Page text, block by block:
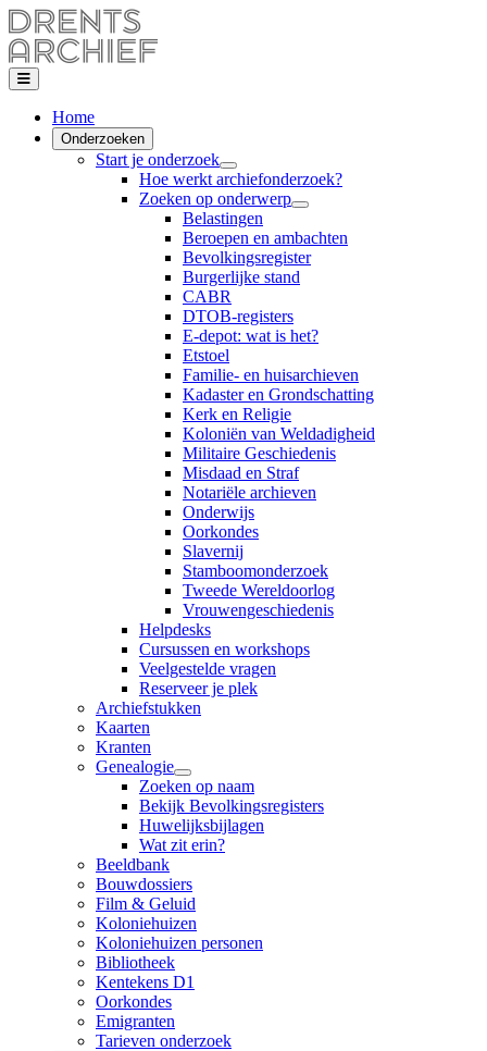
Home
Onderzoeken
Start je onderzoek
Hoe werkt archiefonderzoek?
Zoeken op onderwerp
Belastingen
Beroepen en ambachten
Bevolkingsregister
Burgerlijke stand
CABR
DTOB-registers
E-depot: wat is het?
Etstoel
Familie- en huisarchieven
Kadaster en Grondschatting
Kerk en Religie
Koloniën van Weldadigheid
Militaire Geschiedenis
Misdaad en Straf
Notariële archieven
Onderwijs
Oorkondes
Slavernij
Stamboomonderzoek
Tweede Wereldoorlog
Vrouwengeschiedenis
Helpdesks
Cursussen en workshops
Veelgestelde vragen
Reserveer je plek
Archiefstukken
Kaarten
Kranten
Genealogie
Zoeken op naam
Bekijk Bevolkingsregisters
Huwelijksbijlagen
Wat zit erin?
Beeldbank
Bouwdossiers
Film & Geluid
Koloniehuizen
Koloniehuizen personen
Bibliotheek
Kentekens D1
Oorkondes
Emigranten
Tarieven onderzoek